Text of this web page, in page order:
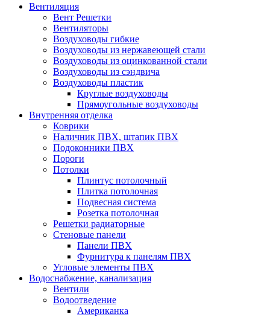
Вентиляция
Вент Решетки
Вентиляторы
Воздуховоды гибкие
Воздуховоды из нержавеющей стали
Воздуховоды из оцинкованной стали
Воздуховоды из сэндвича
Воздуховоды пластик
Круглые воздуховоды
Прямоугольные воздуховоды
Внутренняя отделка
Коврики
Наличник ПВХ, штапик ПВХ
Подоконники ПВХ
Пороги
Потолки
Плинтус потолочный
Плитка потолочная
Подвесная система
Розетка потолочная
Решетки радиаторные
Стеновые панели
Панели ПВХ
Фурнитура к панелям ПВХ
Угловые элементы ПВХ
Водоснабжение, канализация
Вентили
Водоотведение
Американка